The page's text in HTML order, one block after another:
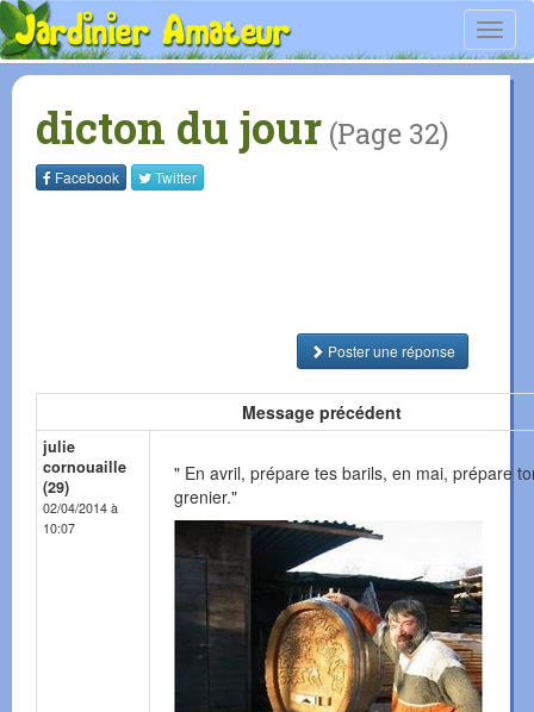
dicton du jour (Page 32)
Facebook Twitter
Poster une réponse
Message précédent
julie
cornouaille
(29)
02/04/2014 à
10:07
" En avril, prépare tes barils, en mai, prépare
grenier."